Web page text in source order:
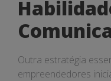
Outra estratégia
empreendedores